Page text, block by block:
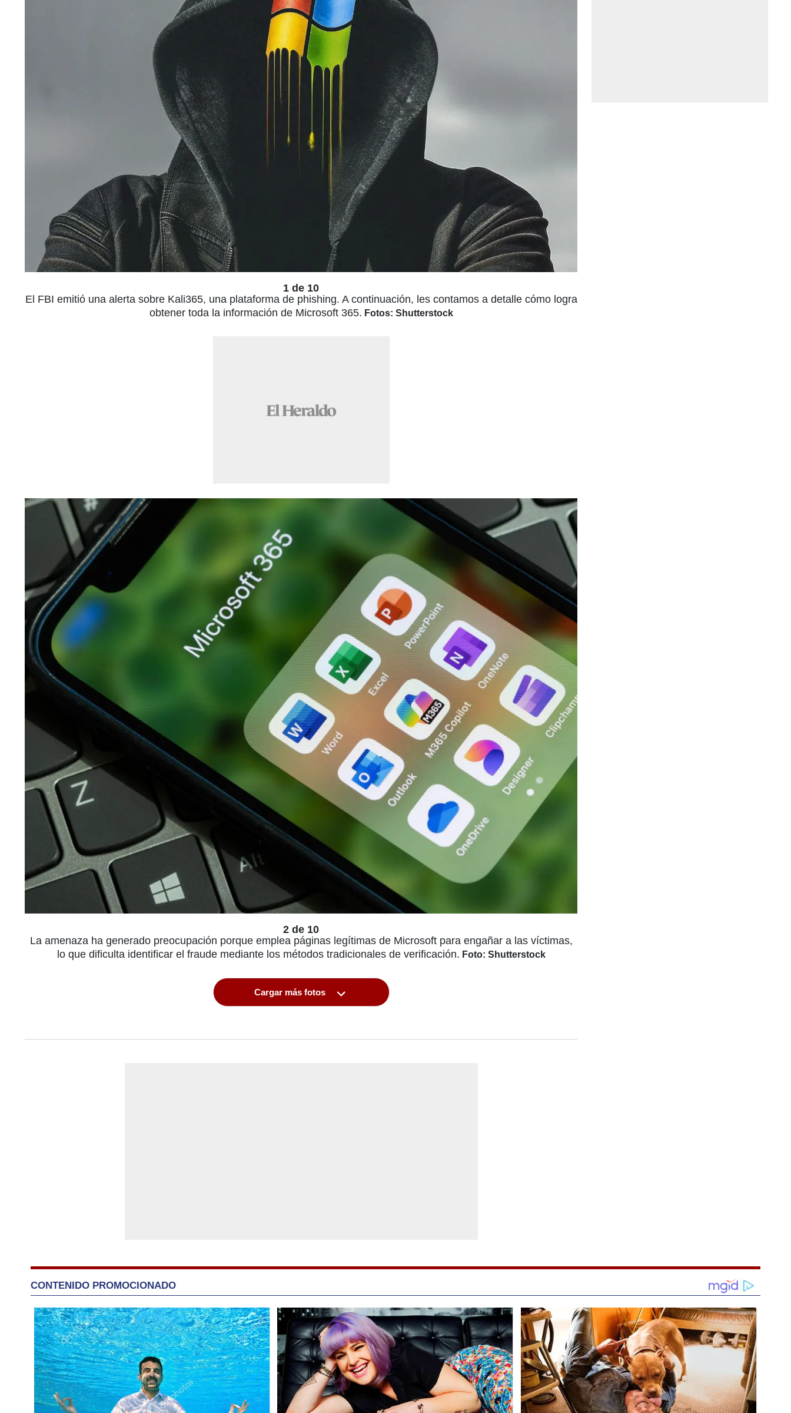
1 de 10
El FBI emitió una alerta sobre Kali365, una plataforma de phishing. A continuación, les contamos a detalle cómo logra
obtener toda la información de Microsoft 365. Fotos: Shutterstock
2 de 10
La amenaza ha generado preocupación porque emplea páginas legítimas de Microsoft para engañar a las víctimas,
lo que dificulta identificar el fraude mediante los métodos tradicionales de verificación. Foto: Shutterstock
Cargar más fotos
CONTENIDO PROMOCIONADO